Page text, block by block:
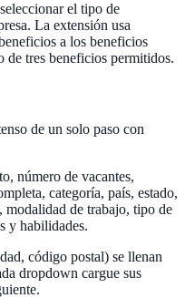
el tipo de
La extensión usa
a los beneficios
tres beneficios permitidos.
de un solo paso con
número de vacantes,
categoría, país, estado,
de trabajo, tipo de
y habilidades.
código postal) se llenan
dropdown cargue sus